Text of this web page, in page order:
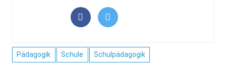
Pädagogik Schule Schulpädagogik